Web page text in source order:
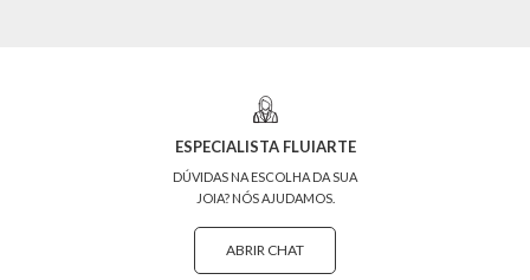
ESPECIALISTA FLUIARTE
DÚVIDAS NA ESCOLHA DA SUA
JOIA? NÓS AJUDAMOS.
ABRIR CHAT